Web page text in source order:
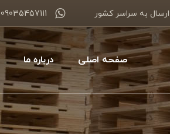
ارسال به سراسر کشور 09035457111
صفحه اصلی درباره ما